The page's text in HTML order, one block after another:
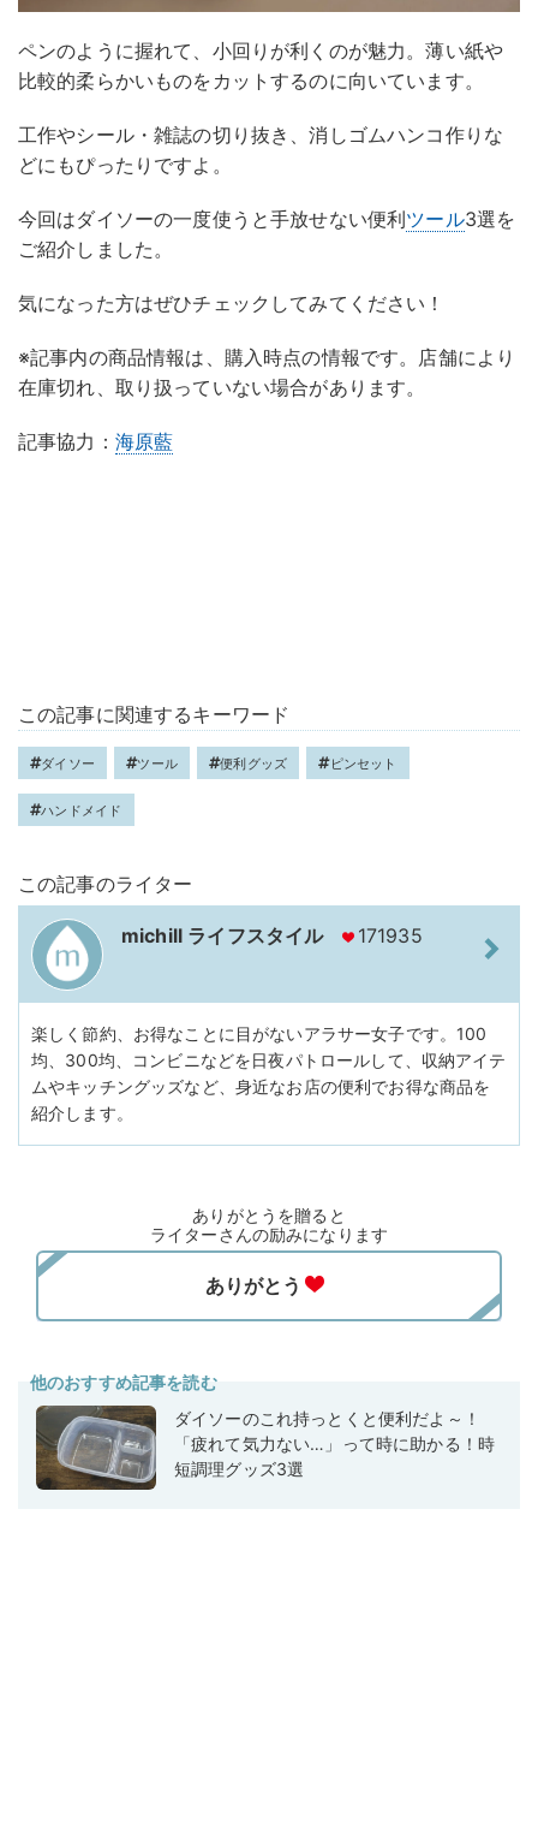
ペンのように握れて、小回りが利くのが魅力。薄い紙や
比較的柔らかいものをカットするのに向いています。
工作やシール・雑誌の切り抜き、消しゴムハンコ作りな
どにもぴったりですよ。
今回はダイソーの一度使うと手放せない便利ツール3選を
ご紹介しました。
気になった方はぜひチェックしてみてください！
※記事内の商品情報は、購入時点の情報です。店舗により
在庫切れ、取り扱っていない場合があります。
記事協力： 海原藍
この記事に関連するキーワード
ダイソー ツール 便利グッズ ピンセット
ハンドメイド
この記事のライター
michill ライフスタイル 171935
楽しく節約、お得なことに目がないアラサー女子です。100
均、300均、コンビニなどを日夜パトロールして、収納アイテ
ムやキッチングッズなど、身近なお店の便利でお得な商品を
紹介します。
ありがとうを贈ると
ライターさんの励みになります
他のおすすめ記事を読む
ダイソーのこれ持っとくと便利だよ～！
「疲れて気力ない…」って時に助かる！時
短調理グッズ3選